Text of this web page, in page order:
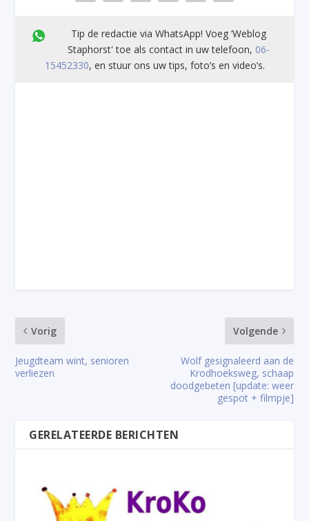
Tip de redactie via WhatsApp! Voeg ’Weblog
Staphorst' toe als contact in uw telefoon, 06-
15452330, en stuur ons uw tips, foto’s en video’s.
Vorig
Jeugdteam wint, senioren
verliezen
Volgende
Wolf gesignaleerd aan de
Krodhoeksweg, schaap
doodgebeten [update: weer
gespot + filmpje]
GERELATEERDE BERICHTEN